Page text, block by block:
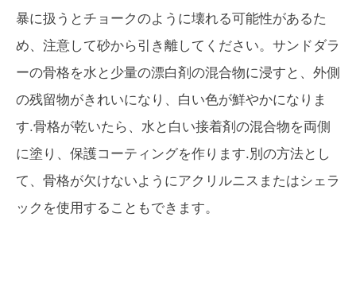
暴に扱うとチョークのように壊れる可能性があるた
め、注意して砂から引き離してください。サンドダラ
ーの骨格を水と少量の漂白剤の混合物に浸すと、外側
の残留物がきれいになり、白い色が鮮やかになりま
す.骨格が乾いたら、水と白い接着剤の混合物を両側
に塗り、保護コーティングを作ります.別の方法とし
て、骨格が欠けないようにアクリルニスまたはシェラ
ックを使用することもできます。